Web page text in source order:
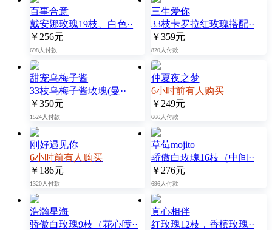
百事合意
戴安娜玫瑰19枝、白色··
￥256元
698人付款
三生爱你
33枝卡罗拉红玫瑰搭配··
￥359元
820人付款
甜宠乌梅子酱
33枝乌梅子酱玫瑰(曼··
￥350元
1524人付款
仲夏夜之梦
6小时前有人购买
￥249元
666人付款
刚好遇见你
6小时前有人购买
￥186元
1320人付款
草莓mojito
骄傲白玫瑰16枝（中间··
￥276元
696人付款
浩瀚星海
骄傲白玫瑰9枝（花心喷··
真心相伴
红玫瑰12枝，香槟玫瑰··